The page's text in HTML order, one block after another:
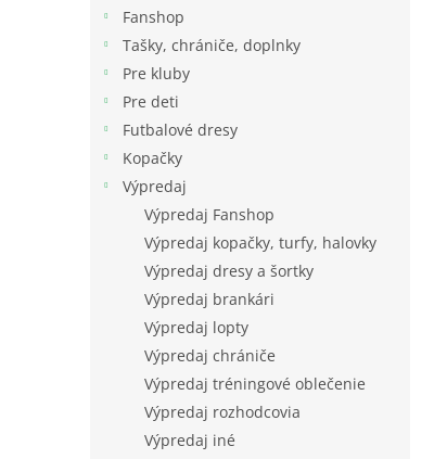
Fanshop
Tašky, chrániče, doplnky
Pre kluby
Pre deti
Futbalové dresy
Kopačky
Výpredaj
Výpredaj Fanshop
Výpredaj kopačky, turfy, halovky
Výpredaj dresy a šortky
Výpredaj brankári
Výpredaj lopty
Výpredaj chrániče
Výpredaj tréningové oblečenie
Výpredaj rozhodcovia
Výpredaj iné